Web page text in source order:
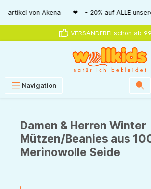
springen
Akena - - ❤ - - 20% auf ALLE unsere
VERSANDFREI schon ab
Navigation
Damen & Herren Winter
Mützen/Beanies aus
Merinowolle Seide